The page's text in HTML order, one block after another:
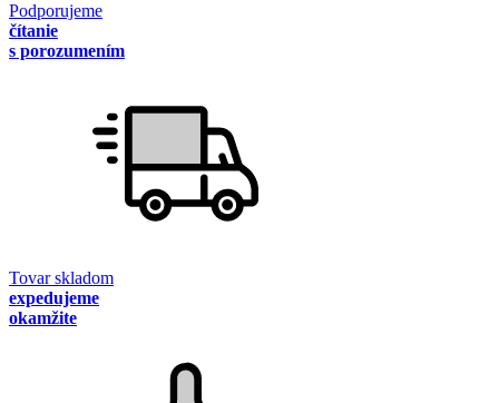
Podporujeme
čítanie
s porozumením
Tovar skladom
expedujeme
okamžite